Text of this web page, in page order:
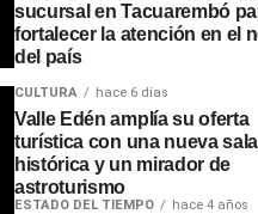
sucursal en Tacuarembó
fortalecer la atención en el
del país
CULTURA hace 6 días
Valle Edén amplía su oferta
turística con una nueva sala
histórica y un mirador de
astroturismo
ESTADO DEL TIEMPO hace 4 años